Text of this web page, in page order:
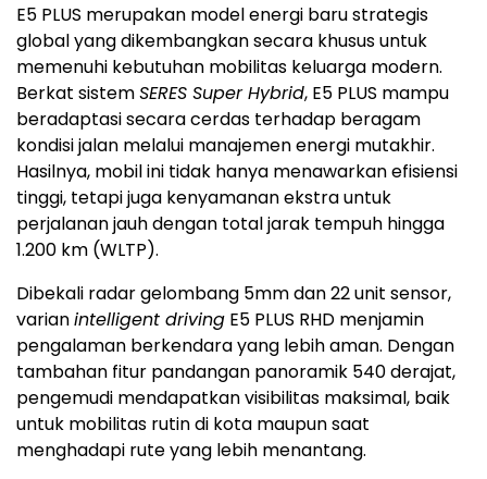
E5 PLUS merupakan model energi baru strategis
global yang dikembangkan secara khusus untuk
memenuhi kebutuhan mobilitas keluarga modern.
Berkat sistemSERES Super Hybrid, E5 PLUS mampu
beradaptasi secara cerdas terhadap beragam
kondisi jalan melalui manajemen energi mutakhir.
Hasilnya, mobil ini tidak hanya menawarkan efisiensi
tinggi, tetapi juga kenyamanan ekstra untuk
perjalanan jauh dengan total jarak tempuh hingga
1.200 km (WLTP).
Dibekali radar gelombang 5mm dan 22 unit sensor,
varianintelligent driving E5 PLUS RHD menjamin
pengalaman berkendara yang lebih aman. Dengan
tambahan fitur pandangan panoramik 540 derajat,
pengemudi mendapatkan visibilitas maksimal, baik
untuk mobilitas rutin di kota maupun saat
menghadapi rute yang lebih menantang.